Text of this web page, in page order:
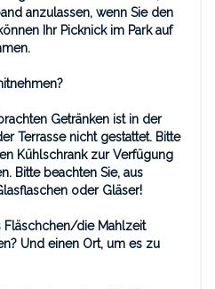
anzulassen, wenn Sie den
Ihr Picknick im Park auf
Getränken ist in der
Terrasse nicht gestattet. Bitte
Kühlschrank zur Verfügung
Bitte beachten Sie, aus
oder Gläser!
Fläschchen/die Mahlzeit
Und einen Ort, um es zu